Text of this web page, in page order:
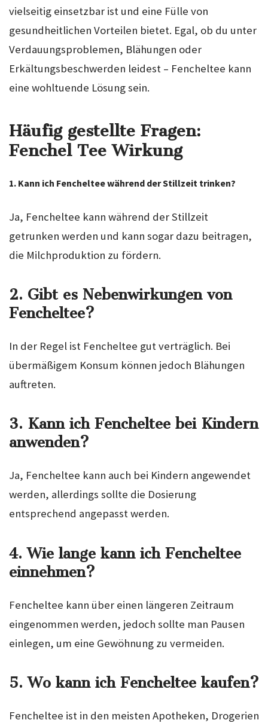
vielseitig einsetzbar ist und eine Fülle von
gesundheitlichen Vorteilen bietet. Egal, ob du unter
Verdauungsproblemen, Blähungen oder
Erkältungsbeschwerden leidest – Fencheltee kann
eine wohltuende Lösung sein.
Häufig gestellte Fragen:
Fenchel Tee Wirkung
1. Kann ich Fencheltee während der Stillzeit trinken?
Ja, Fencheltee kann während der Stillzeit
getrunken werden und kann sogar dazu beitragen,
die Milchproduktion zu fördern.
2. Gibt es Nebenwirkungen von
Fencheltee?
In der Regel ist Fencheltee gut verträglich. Bei
übermäßigem Konsum können jedoch Blähungen
auftreten.
3. Kann ich Fencheltee bei Kindern
anwenden?
Ja, Fencheltee kann auch bei Kindern angewendet
werden, allerdings sollte die Dosierung
entsprechend angepasst werden.
4. Wie lange kann ich Fencheltee
einnehmen?
Fencheltee kann über einen längeren Zeitraum
eingenommen werden, jedoch sollte man Pausen
einlegen, um eine Gewöhnung zu vermeiden.
5. Wo kann ich Fencheltee kaufen?
Fencheltee ist in den meisten Apotheken, Drogerien